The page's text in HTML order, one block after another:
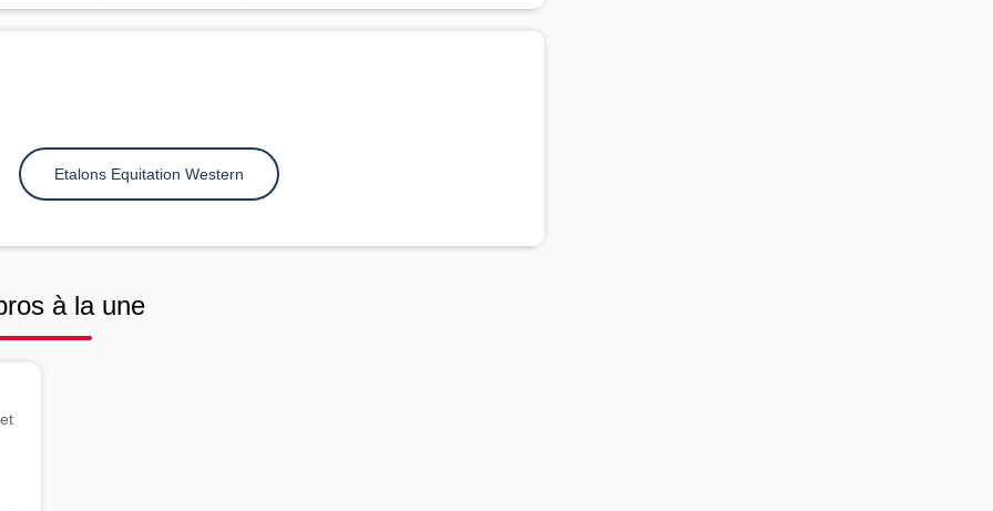
Etalons Equitation Western
à la une